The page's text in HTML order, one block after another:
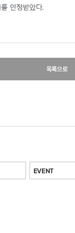
목록으로
EVENT